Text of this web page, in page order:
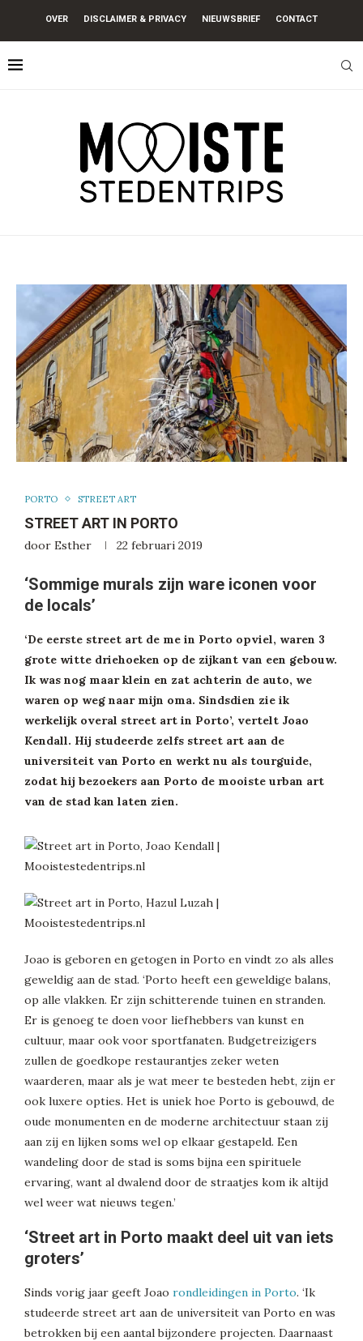
OVER DISCLAIMER & PRIVACY NIEUWSBRIEF CONTACT
PORTO STREET ART
STREET ART IN PORTO
door Esther 22 februari 2019
‘Sommige murals zijn ware iconen voor
de locals’
‘De eerste street art de me in Porto opviel, waren 3
grote witte driehoeken op de zijkant van een gebouw.
Ik was nog maar klein en zat achterin de auto, we
waren op weg naar mijn oma. Sindsdien zie ik
werkelijk overal street art in Porto’, vertelt Joao
Kendall. Hij studeerde zelfs street art aan de
universiteit van Porto en werkt nu als tourguide,
zodat hij bezoekers aan Porto de mooiste urban art
van de stad kan laten zien.
Joao is geboren en getogen in Porto en vindt zo als alles
geweldig aan de stad. ‘Porto heeft een geweldige balans,
op alle vlakken. Er zijn schitterende tuinen en stranden.
Er is genoeg te doen voor liefhebbers van kunst en
cultuur, maar ook voor sportfanaten. Budgetreizigers
zullen de goedkope restaurantjes zeker weten
waarderen, maar als je wat meer te besteden hebt, zijn er
ook luxere opties. Het is uniek hoe Porto is gebouwd, de
oude monumenten en de moderne architectuur staan zij
aan zij en lijken soms wel op elkaar gestapeld. Een
wandeling door de stad is soms bijna een spirituele
ervaring, want al dwalend door de straatjes kom ik altijd
wel weer wat nieuws tegen.’
‘Street art in Porto maakt deel uit van iets
groters’
Sinds vorig jaar geeft Joao rondleidingen in Porto. ‘Ik
studeerde street art aan de universiteit van Porto en was
betrokken bij een aantal bijzondere projecten. Daarnaast